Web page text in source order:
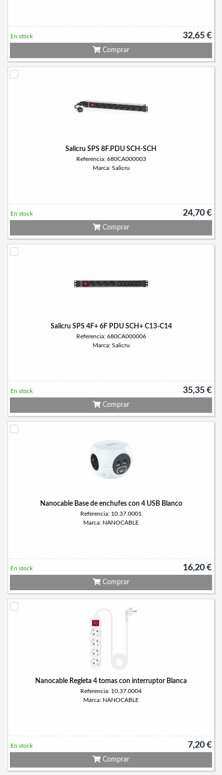
32,65 €
En stock
Comprar
Salicru SPS 8F.PDU SCH-SCH
Referencia: 680CA000003
Marca: Salicru
24,70 €
En stock
Comprar
Salicru SPS 4F+ 6F PDU SCH+ C13-C14
Referencia: 680CA000006
Marca: Salicru
35,35 €
En stock
Comprar
Nanocable Base de enchufes con 4 USB Blanco
Referencia: 10.37.0001
Marca: NANOCABLE
16,20 €
En stock
Comprar
Nanocable Regleta 4 tomas con interruptor Blanca
Referencia: 10.37.0004
Marca: NANOCABLE
7,20 €
En stock
Comprar